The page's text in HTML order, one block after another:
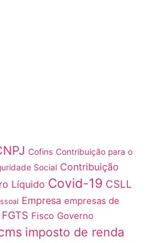
Cofins Contribuição para o
Social Contribuição
Líquido Covid-19 CSLL
Empresa empresas de
FGTS Fisco Governo
imposto de renda